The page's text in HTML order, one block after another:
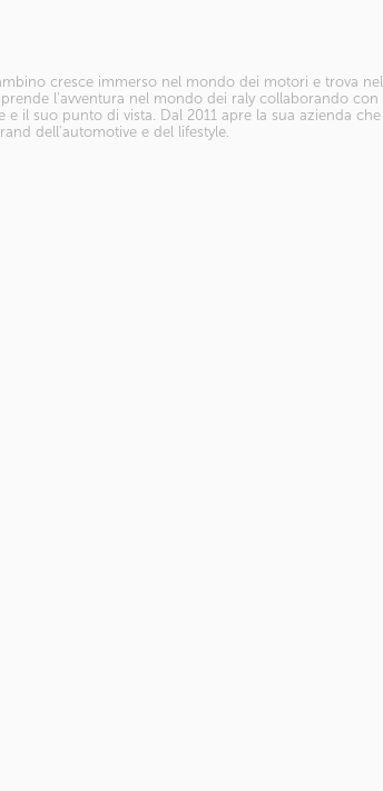
cresce immerso nel mondo dei motori e trova
l'avventura nel mondo dei raly collaborando
il suo punto di vista. Dal 2011 apre la sua azienda
dell'automotive e del lifestyle.